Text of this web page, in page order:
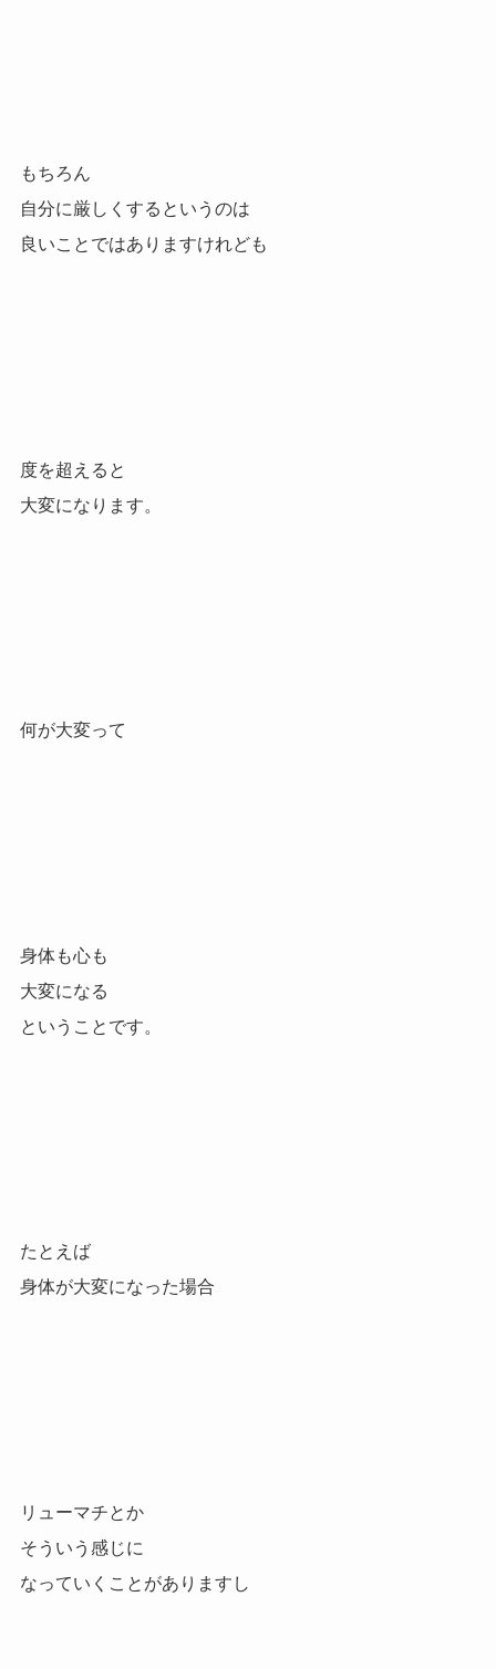
もちろん
自分に厳しくするというのは
良いことではありますけれども
度を超えると
大変になります。
何が大変って
身体も心も
大変になる
ということです。
たとえば
身体が大変になった場合
リューマチとか
そういう感じに
なっていくことがありますし